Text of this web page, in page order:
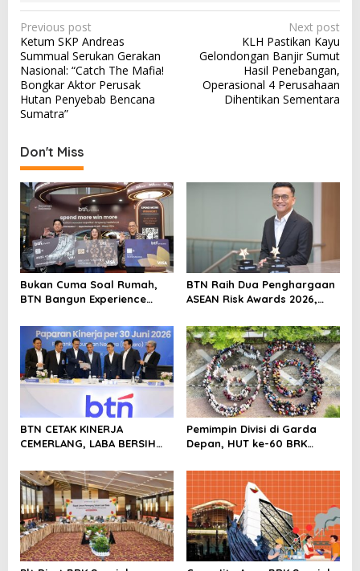
P
o
s
t
n
v
i
g
a
t
i
o
Previous post
Ketum SKP Andreas
Summual Serukan Gerakan
Nasional: “Catch The Mafia!
Bongkar Aktor Perusak
Hutan Penyebab Bencana
Sumatra”
Next post
KLH Pastikan Kayu
Gelondongan Banjir Sumut
Hasil Penebangan,
Operasional 4 Perusahaan
Dihentikan Sementara
Don't Miss
Bukan Cuma Soal Rumah,
BTN Bangun Experience
BTN Raih Dua Penghargaan
ASEAN Risk Awards 2026,
Manajemen Risiko
Berstandar Internasional
Perkuat Pertumbuhan
Berkelanjutan
BTN CETAK KINERJA
CEMERLANG, LABA BERSIH
40,8% DAN NPL TURUN JADI
2,99%
Pemimpin Divisi di Garda
Depan, HUT ke-60 BRK
Khidmat, Penuh Haru dan
Kebanggaan